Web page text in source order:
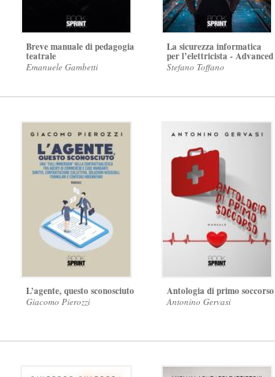
Breve manuale di pedagogia
teatrale
Emanuele Gambetti
La sicurezza informatica
per l’elettricista - Advanced
Stefano Toffano
L’agente, questo sconosciuto
Giacomo Pierozzi
Antologia di primo soccorso
Antonino Gervasi